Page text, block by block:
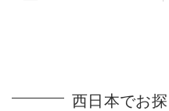
西日本でお